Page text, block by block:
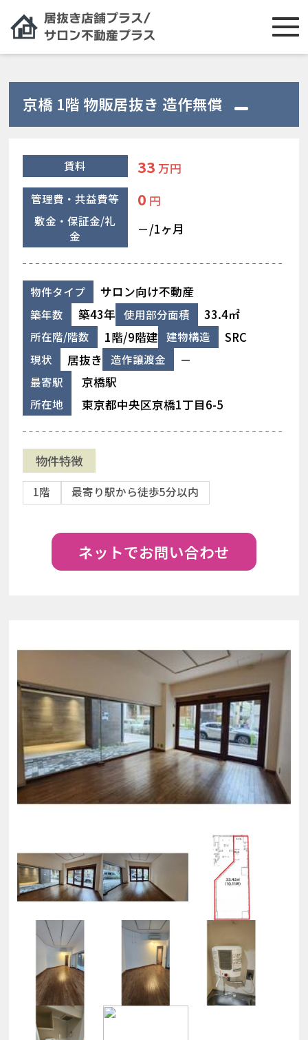
京橋 1階 物販居抜き 造作無償
賃料 33 万円
管理費・共益費等 0 円
敷金・保証金/礼
金
－/1ヶ月
物件タイプ サロン向け不動産
築年数 築43年 使用部分面積 33.4㎡
所在階/階数 1階/9階建 建物構造 SRC
現状 居抜き 造作譲渡金 －
最寄駅 京橋駅
所在地 東京都中央区京橋1丁目6-5
物件特徴
1階 最寄り駅から徒歩5分以内
ネットでお問い合わせ